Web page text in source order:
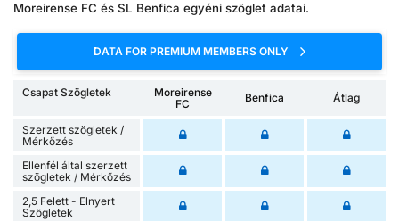
Moreirense FC és SL Benfica egyéni szöglet adatai.
DATA FOR PREMIUM MEMBERS ONLY
Csapat Szögletek
Moreirense
FC
Benfica Átlag
Szerzett szögletek /
Mérkőzés
Ellenfél által szerzett
szögletek / Mérkőzés
2,5 Felett - Elnyert
Szögletek